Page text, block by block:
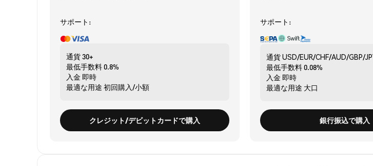
サポート:
通貨30+
最低手数料0.8%
入金 即時
最適な用途 初回購入/小額
クレジット/デビットカードで購入
サポート:
通貨USD/EUR/CHF/AUD/GBP/
最低手数料0.08%
入金 即時
最適な用途 大口
銀行振込で購入